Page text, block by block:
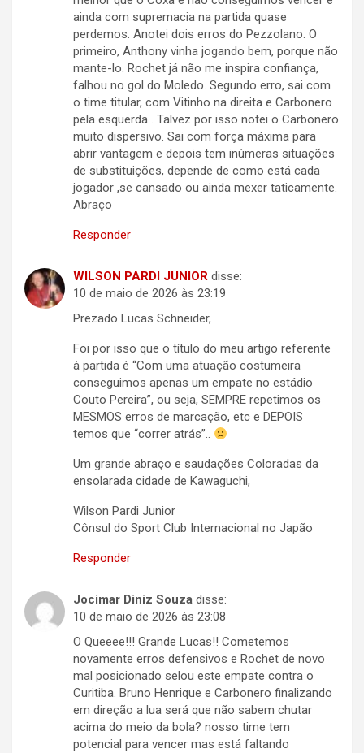
ainda com supremacia na partida quase
perdemos. Anotei dois erros do Pezzolano. O
primeiro, Anthony vinha jogando bem, porque não
mante-lo. Rochet já não me inspira confiança,
falhou no gol do Moledo. Segundo erro, sai com
o time titular, com Vitinho na direita e Carbonero
pela esquerda . Talvez por isso notei o Carbonero
muito dispersivo. Sai com força máxima para
abrir vantagem e depois tem inúmeras situações
de substituições, depende de como está cada
jogador ,se cansado ou ainda mexer taticamente.
Abraço
Responder
WILSON PARDI JUNIOR disse:
10 de maio de 2026 às 23:19
Prezado Lucas Schneider,
Foi por isso que o título do meu artigo referente
à partida é “Com uma atuação costumeira
conseguimos apenas um empate no estádio
Couto Pereira”, ou seja, SEMPRE repetimos os
MESMOS erros de marcação, etc e DEPOIS
temos que “correr atrás”..
Um grande abraço e saudações Coloradas da
ensolarada cidade de Kawaguchi,
Wilson Pardi Junior
Cônsul do Sport Club Internacional no Japão
Responder
Jocimar Diniz Souza disse:
10 de maio de 2026 às 23:08
O Queeee!!! Grande Lucas!! Cometemos
novamente erros defensivos e Rochet de novo
mal posicionado selou este empate contra o
Curitiba. Bruno Henrique e Carbonero finalizando
em direção a lua será que não sabem chutar
acima do meio da bola? nosso time tem
potencial para vencer mas está faltando